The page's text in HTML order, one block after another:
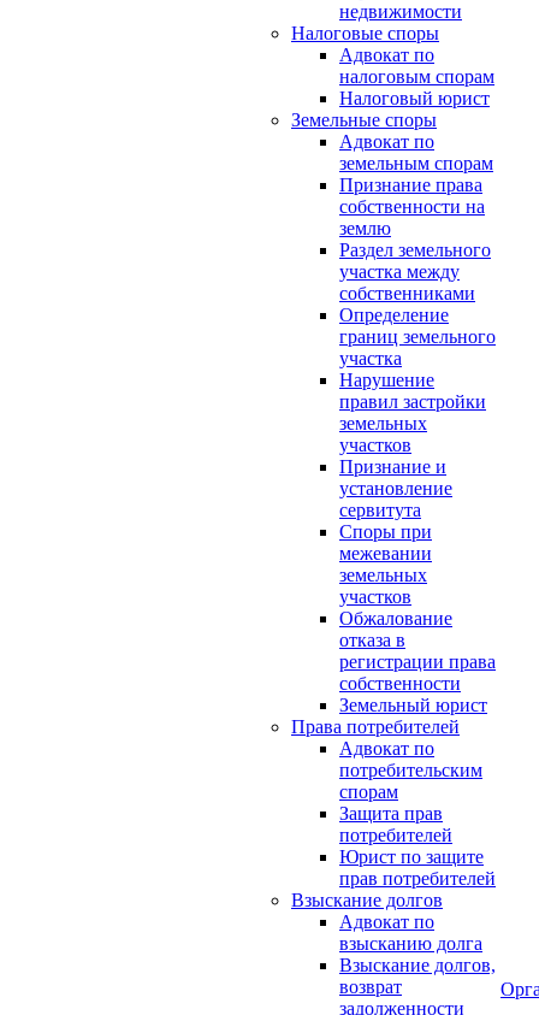
недвижимости
Налоговые споры
Адвокат по
налоговым спорам
Налоговый юрист
Земельные споры
Адвокат по
земельным спорам
Признание права
собственности на
землю
Раздел земельного
участка между
собственниками
Определение
границ земельного
участка
Нарушение
правил застройки
земельных
участков
Признание и
установление
сервитута
Споры при
межевании
земельных
участков
Обжалование
отказа в
регистрации права
собственности
Земельный юрист
Права потребителей
Адвокат по
потребительским
спорам
Защита прав
потребителей
Юрист по защите
прав потребителей
Взыскание долгов
Адвокат по
взысканию долга
Взыскание долгов,
возврат
задолженности